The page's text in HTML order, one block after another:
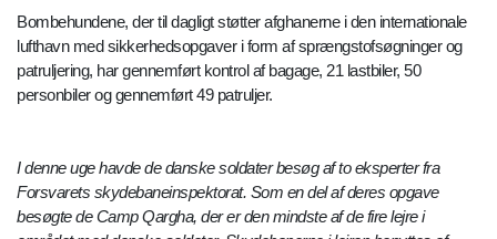
Bombehundene, der til dagligt støtter afghanerne i den internationale
lufthavn med sikkerhedsopgaver i form af sprængstofsøgninger og
patruljering, har gennemført kontrol af bagage, 21 lastbiler, 50
personbiler og gennemført 49 patruljer.
I denne uge havde de danske soldater besøg af to eksperter fra
Forsvarets skydebaneinspektorat. Som en del af deres opgave
besøgte de Camp Qargha, der er den mindste af de fire lejre i